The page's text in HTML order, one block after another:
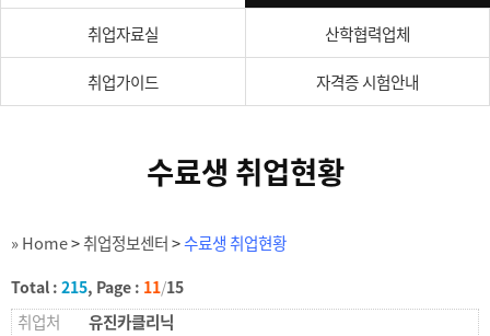
취업자료실 산학협력업체
취업가이드 자격증 시험안내
수료생 취업현황
» Home>취업정보센터>수료생 취업현황
Total : 215, Page : 11/15
유진카클리닉